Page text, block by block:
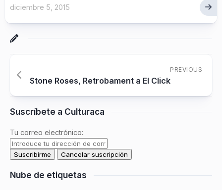
diciembre 5, 2015
PREVIOUS
Stone Roses, Retrobament a El Click
Suscríbete a Culturaca
Tu correo electrónico:
Nube de etiquetas